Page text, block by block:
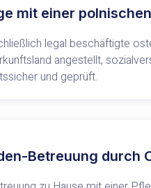
mit einer
legal beschäftigte
angestellt,
und geprüft.
Betreuung durch